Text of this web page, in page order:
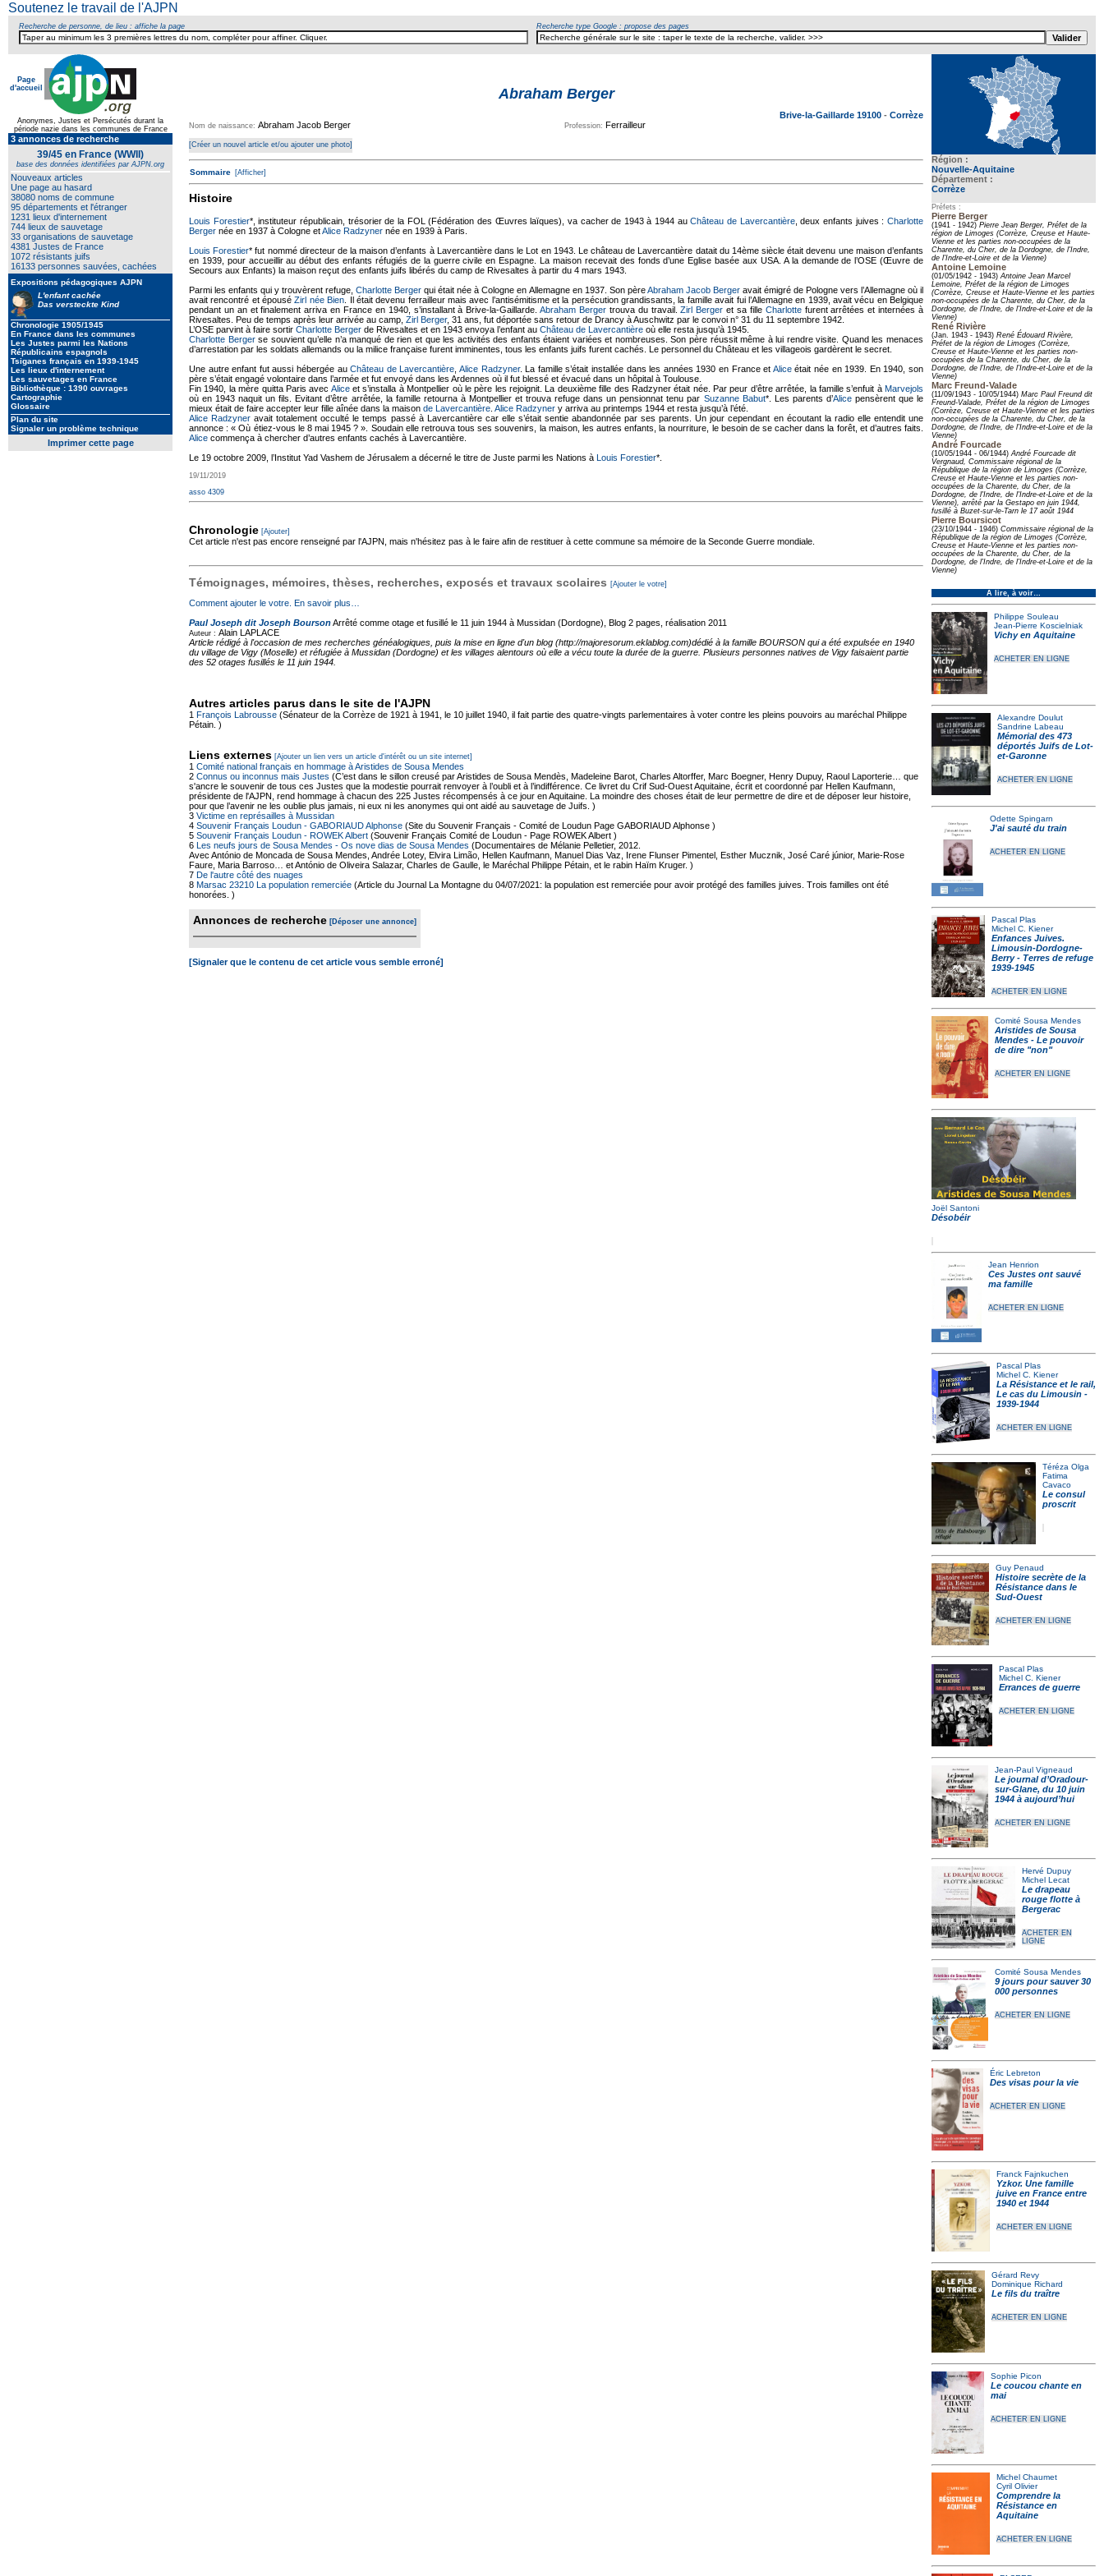
Soutenez le travail de l'AJPN
Recherche de personne, de lieu : affiche la page Recherche type Google : propose des pages
Page
d'accueil
Anonymes, Justes et Persécutés durant la
période nazie dans les communes de France
3 annonces de recherche
39/45 en France (WWII)
base des données identifiées par AJPN.org
Nouveaux articles
Une page au hasard
38080 noms de commune
95 départements et l'étranger
1231 lieux d'internement
744 lieux de sauvetage
33 organisations de sauvetage
4381 Justes de France
1072 résistants juifs
16133 personnes sauvées, cachées
Expositions pédagogiques AJPN
L'enfant cachée
Das versteckte Kind
Chronologie 1905/1945
En France dans les communes
Les Justes parmi les Nations
Républicains espagnols
Tsiganes français en 1939-1945
Les lieux d'internement
Les sauvetages en France
Bibliothèque : 1390 ouvrages
Cartographie
Glossaire
Plan du site
Signaler un problème technique
Imprimer cette page
Région :
Nouvelle-Aquitaine
Département :
Corrèze
Préfets :
Pierre Berger
(1941 - 1942) Pierre Jean Berger, Préfet de la
région de Limoges (Corrèze, Creuse et Haute-
Vienne et les parties non-occupées de la
Charente, du Cher, de la Dordogne, de l'Indre,
de l'Indre-et-Loire et de la Vienne)
Antoine Lemoine
(01/05/1942 - 1943)Antoine Jean Marcel
Lemoine, Préfet de la région de Limoges
(Corrèze, Creuse et Haute-Vienne et les parties
non-occupées de la Charente, du Cher, de la
Dordogne, de l'Indre, de l'Indre-et-Loire et de la
Vienne)
René Rivière
(Jan. 1943 - 1943) René Édouard Rivière,
Préfet de la région de Limoges (Corrèze,
Creuse et Haute-Vienne et les parties non-
occupées de la Charente, du Cher, de la
Dordogne, de l'Indre, de l'Indre-et-Loire et de la
Vienne)
Marc Freund-Valade
(11/09/1943 - 10/05/1944) Marc Paul Freund dit
Freund-Valade, Préfet de la région de Limoges
(Corrèze, Creuse et Haute-Vienne et les parties
non-occupées de la Charente, du Cher, de la
Dordogne, de l'Indre, de l'Indre-et-Loire et de la
Vienne)
André Fourcade
(10/05/1944 - 06/1944)André Fourcade dit
Vergnaud, Commissaire régional de la
République de la région de Limoges (Corrèze,
Creuse et Haute-Vienne et les parties non-
occupées de la Charente, du Cher, de la
Dordogne, de l'Indre, de l'Indre-et-Loire et de la
Vienne), arrêté par la Gestapo en juin 1944,
fusillé à Buzet-sur-le-Tarn le 17 août 1944
Pierre Boursicot
(23/10/1944 - 1946) Commissaire régional de la
République de la région de Limoges (Corrèze,
Creuse et Haute-Vienne et les parties non-
occupées de la Charente, du Cher, de la
Dordogne, de l'Indre, de l'Indre-et-Loire et de la
Vienne)
À lire, à voir…
Philippe Souleau
Jean-Pierre Koscielniak
Vichy en Aquitaine
ACHETER EN LIGNE
Alexandre Doulut
Sandrine Labeau
Mémorial des 473
déportés Juifs de Lot-
et-Garonne
ACHETER EN LIGNE
Odette Spingarn
J'ai sauté du train
ACHETER EN LIGNE
Pascal Plas
Michel C. Kiener
Enfances Juives.
Limousin-Dordogne-
Berry - Terres de refuge
1939-1945
ACHETER EN LIGNE
Comité Sousa Mendes
Aristides de Sousa
Mendes - Le pouvoir
de dire "non"
ACHETER EN LIGNE
Joël Santoni
Désobéir
Jean Henrion
Ces Justes ont sauvé
ma famille
ACHETER EN LIGNE
Pascal Plas
Michel C. Kiener
La Résistance et le rail,
Le cas du Limousin -
1939-1944
ACHETER EN LIGNE
Téréza Olga
Fatima
Cavaco
Le consul
proscrit
Guy Penaud
Histoire secrète de la
Résistance dans le
Sud-Ouest
ACHETER EN LIGNE
Pascal Plas
Michel C. Kiener
Errances de guerre
ACHETER EN LIGNE
Jean-Paul Vigneaud
Le journal d’Oradour-
sur-Glane, du 10 juin
1944 à aujourd’hui
ACHETER EN LIGNE
Hervé Dupuy
Michel Lecat
Le drapeau
rouge flotte à
Bergerac
ACHETER EN
LIGNE
Comité Sousa Mendes
9 jours pour sauver 30
000 personnes
ACHETER EN LIGNE
Éric Lebreton
Des visas pour la vie
ACHETER EN LIGNE
Franck Fajnkuchen
Yzkor. Une famille
juive en France entre
1940 et 1944
ACHETER EN LIGNE
Gérard Revy
Dominique Richard
Le fils du traître
ACHETER EN LIGNE
Sophie Picon
Le coucou chante en
mai
ACHETER EN LIGNE
Michel Chaumet
Cyril Olivier
Comprendre la
Résistance en
Aquitaine
ACHETER EN LIGNE
Abraham Berger
Brive-la-Gaillarde 19100 - Corrèze
Nom de naissance: Abraham Jacob Berger Profession: Ferrailleur
[Créer un nouvel article et/ou ajouter une photo]
Sommaire [Afficher]
Histoire
Louis Forestier*, instituteur républicain, trésorier de la FOL (Fédération des Œuvres laïques), va cacher de 1943 à 1944 auChâteau de Lavercantière, deux enfants juives :Charlotte
Berger née en 1937 à Cologne etAlice Radzyner née en 1939 à Paris.
Louis Forestier* fut nommé directeur de la maison d’enfants à Lavercantière dans le Lot en 1943. Le château de Lavercantière datait du 14ème siècle était devenu une maison d’enfants
en 1939, pour accueillir au début des enfants réfugiés de la guerre civile en Espagne. La maison recevait des fonds d’une Eglise basée aux USA. A la demande de l’OSE (Œuvre de
Secours aux Enfants) la maison reçut des enfants juifs libérés du camp de Rivesaltes à partir du 4 mars 1943.
Parmi les enfants qui y trouvèrent refuge,Charlotte Berger qui était née à Cologne en Allemagne en 1937. Son pèreAbraham Jacob Bergeravait émigré de Pologne vers l’Allemagne où il
avait rencontré et épouséZirl née Bien . Il était devenu ferrailleur mais avec l’antisémitisme et la persécution grandissants, la famille avait fui l’Allemagne en 1939, avait vécu en Belgique
pendant un an et finalement arriva en France en 1940, s’installant à Brive-la-Gaillarde.Abraham Berger trouva du travail.Zirl Berger et sa fille Charlottefurent arrêtées et internées à
Rivesaltes. Peu de temps après leur arrivée au camp, Zirl Berger, 31 ans, fut déportée sans retour de Drancy à Auschwitz par le convoi n° 31 du 11 septembre 1942.
L’OSE parvint à faire sortir Charlotte Berger de Rivesaltes et en 1943 envoya l’enfant au Château de Lavercantière où elle resta jusqu’à 1945.
Charlotte Bergerse souvient qu’elle n’a manqué de rien et que les activités des enfants étaient variées et nombreuses. Son père réussit même à lui rendre visite. Quand les menaces
d’arrestation par les soldats allemands ou la milice française furent imminentes, tous les enfants juifs furent cachés. Le personnel du Château et les villageois gardèrent le secret.
Une autre enfant fut aussi hébergée auChâteau de Lavercantière ,Alice Radzyner. La famille s’était installée dans les années 1930 en France et Aliceétait née en 1939. En 1940, son
père s’était engagé volontaire dans l’armée et fut envoyé dans les Ardennes où il fut blessé et évacué dans un hôpital à Toulouse.
Fin 1940, la mère quitta Paris avec Aliceet s’installa à Montpellier où le père les rejoignit. La deuxième fille des Radzyner était née. Par peur d’être arrêtée, la famille s’enfuit à Marvejols
où en 1943 naquit un fils. Evitant d’être arrêtée, la famille retourna à Montpellier et trouva refuge dans un pensionnat tenu par Suzanne Babut*. Les parents d’Alicepensèrent que le
mieux était de faire accepter leur fille aînée dans la maison de Lavercantière Alice Radzyner y arriva au printemps 1944 et resta jusqu’à l’été.
Alice Radzyner avait totalement occulté le temps passé à Lavercantière car elle s’était sentie abandonnée par ses parents. Un jour cependant en écoutant la radio elle entendit une
annonce : « Où étiez-vous le 8 mai 1945 ? ». Soudain elle retrouva tous ses souvenirs, la maison, les autres enfants, la nourriture, le besoin de se cacher dans la forêt, et d’autres faits.
Alice commença à chercher d’autres enfants cachés à Lavercantière.
Le 19 octobre 2009, l’Institut Yad Vashem de Jérusalem a décerné le titre de Juste parmi les Nations à Louis Forestier*.
19/11/2019
asso 4309
Chronologie [Ajouter]
Cet article n'est pas encore renseigné par l'AJPN, mais n'hésitez pas à le faire afin de restituer à cette commune sa mémoire de la Seconde Guerre mondiale.
Témoignages, mémoires, thèses, recherches, exposés et travaux scolaires [Ajouter le votre]
Comment ajouter le votre. En savoir plus…
Paul Joseph dit Joseph BoursonArrêté comme otage et fusillé le 11 juin 1944 à Mussidan (Dordogne), Blog 2 pages, réalisation 2011
Auteur : Alain LAPLACE
Article rédigé à l'occasion de mes recherches généalogiques, puis la mise en ligne d'un blog (http://majoresorum.eklablog.com)dédié à la famille BOURSON qui a été expulsée en 1940
du village de Vigy (Moselle) et réfugiée à Mussidan (Dordogne) et les villages alentours où elle a vécu toute la durée de la guerre. Plusieurs personnes natives de Vigy faisaient partie
des 52 otages fusillés le 11 juin 1944.
Autres articles parus dans le site de l'AJPN
1 François Labrousse (Sénateur de la Corrèze de 1921 à 1941, le 10 juillet 1940, il fait partie des quatre-vingts parlementaires à voter contre les pleins pouvoirs au maréchal Philippe
Pétain. )
Liens externes [Ajouter un lien vers un article d'intérêt ou un site internet]
1 Comité national français en hommage à Aristides de Sousa Mendes
2 Connus ou inconnus mais Justes (C’est dans le sillon creusé par Aristides de Sousa Mendès, Madeleine Barot, Charles Altorffer, Marc Boegner, Henry Dupuy, Raoul Laporterie… que
s'ancre le souvenir de tous ces Justes que la modestie pourrait renvoyer à l’oubli et à l’indifférence. Ce livret du Crif Sud-Ouest Aquitaine, écrit et coordonné par Hellen Kaufmann,
présidente de l'AJPN, rend hommage à chacun des 225 Justes récompensés à ce jour en Aquitaine. La moindre des choses était de leur permettre de dire et de déposer leur histoire,
pour que l’avenir ne les oublie plus jamais, ni eux ni les anonymes qui ont aidé au sauvetage de Juifs. )
3 Victime en représailles à Mussidan
4 Souvenir Français Loudun - GABORIAUD Alphonse (Site du Souvenir Français - Comité de Loudun Page GABORIAUD Alphonse )
5 Souvenir Français Loudun - ROWEK Albert (Souvenir Français Comité de Loudun - Page ROWEK Albert )
6 Les neufs jours de Sousa Mendes - Os nove dias de Sousa Mendes (Documentaires de Mélanie Pelletier, 2012.
Avec António de Moncada de Sousa Mendes, Andrée Lotey, Elvira Limão, Hellen Kaufmann, Manuel Dias Vaz, Irene Flunser Pimentel, Esther Mucznik, José Caré júnior, Marie-Rose
Faure, Maria Barroso… et António de Oliveira Salazar, Charles de Gaulle, le Maréchal Philippe Pétain, et le rabin Haïm Kruger. )
7 De l'autre côté des nuages
8 Marsac 23210 La population remerciée (Article du Journal La Montagne du 04/07/2021: la population est remerciée pour avoir protégé des familles juives. Trois familles ont été
honorées. )
Annonces de recherche [Déposer une annonce]
[Signaler que le contenu de cet article vous semble erroné]